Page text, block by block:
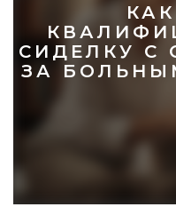
СИДЕЛКУ С
ЗА